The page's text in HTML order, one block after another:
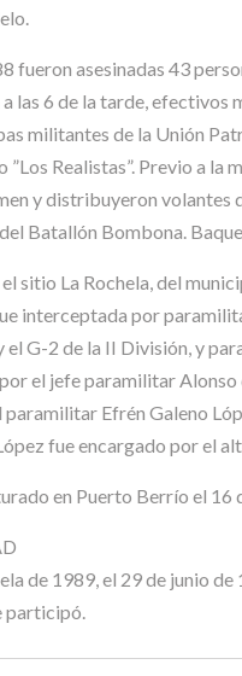
fueron asesinadas 43
las 6 de la tarde, efectivos
militantes de la Unión
Realistas”. Previo a
y distribuyeron volantes
Batallón Bombona.
sitio La Rochela, del
interceptada por
el G-2 de la II División, y
el jefe paramilitar
paramilitar Efrén Galeno
fue encargado por el
en Puerto Berrío el
de 1989, el 29 de junio
participó.